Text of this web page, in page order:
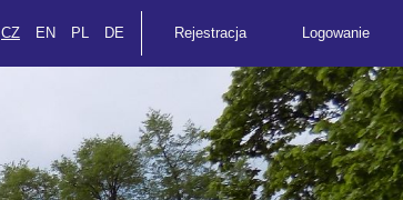
CZ EN PL DE Rejestracja Logowanie